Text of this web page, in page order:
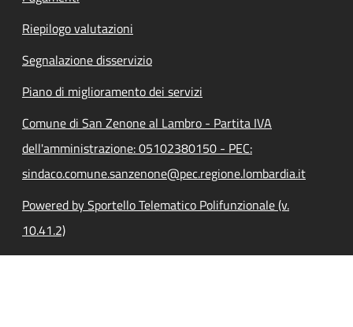
Riepilogo valutazioni
Segnalazione disservizio
Piano di miglioramento dei servizi
Comune di San Zenone al Lambro - Partita IVA
dell'amministrazione: 05102380150 - PEC:
sindaco.comune.sanzenone@pec.regione.lombardia.it
Powered by Sportello Telematico Polifunzionale (v.
10.41.2)